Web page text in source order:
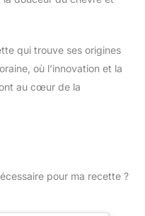
qui trouve ses origines
où l’innovation et la
au cœur de la
pour ma recette ?